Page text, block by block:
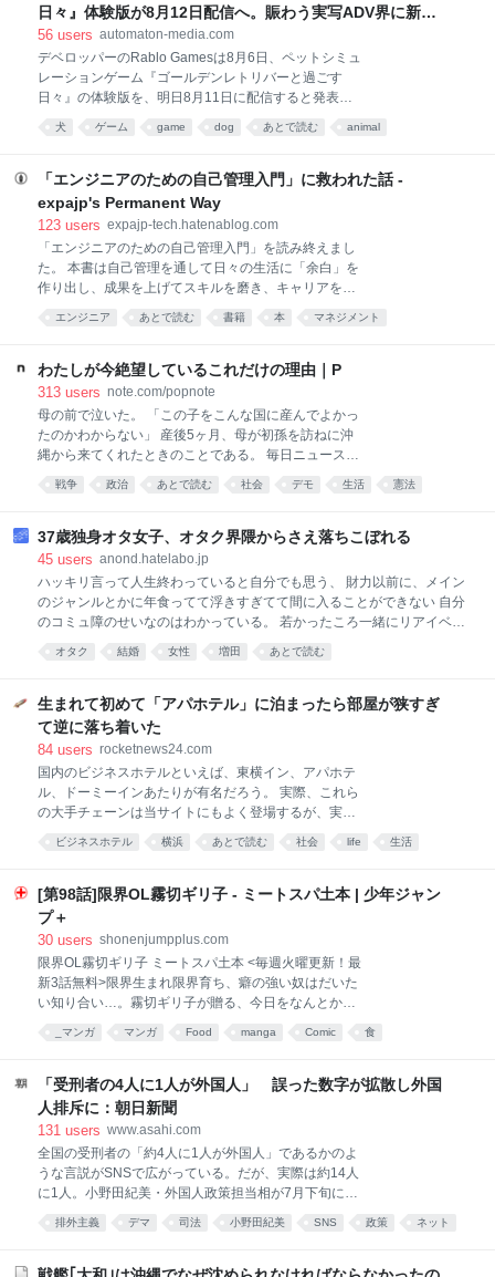
日々』体験版が8月12日配信へ。賑わう実写ADV界に新
星、美女より犬が好きなあなたに - AUTOMATON
56 users automaton-media.com
デベロッパーのRablo Gamesは8月6日、ペットシミュ
レーションゲーム『ゴールデンレトリバーと過ごす
日々』の体験版を、明日8月11日に配信すると発表し
た。ストアページによると、日本国内向けには時差の
都合で8月12日の配信となるようだ。対応プラットフ
応する。 本作は、犬のゴールデンレトリバーとの生活
を体験できるゲームだ。全編実写映像にて構成されて
おり、開発者自身の飼い犬が出演している。 『ゴール
リバーと一緒に毎日を過ごす。名前はピチューだが、
任意の名前に変更することも可能だ。1日が始まる
と、まずは餌をあげて、それから何をするのか選択肢
から選ぶ。たとえばお散歩であれば、マップから行き
挨拶する
犬 ゲーム game dog あとで読む animal
「エンジニアのための自己管理入門」に救われた話 -
expajp's Permanent Way
123 users expajp-tech.hatenablog.com
「エンジニアのための自己管理入門」を読み終えまし
た。 本書は自己管理を通して日々の生活に「余白」を
作り出し、成果を上げてスキルを磨き、キャリアを前
進させる方法を述べた本です。 www.shoeisha.co.jp 最
近、読書記事は手元のメモ書きをそのまま出していま
いうのも、本書が自分を忙しさから救ってくれたから
です。 「余白」を手に入れるまで 忙しすぎた6月 EM
Oasis #12 自己管理の見直し 見直し、その後 本書全体
の感想 20代の頃に読みたかった 構成が明確 6章の存在
に著者の仁を感じる まとめ：新人にもベテランにもお
た6月 本書が発売した6月は忙しさを極めておりまし
ほどで、今思えばオーバーワークは明らか。 自分でも
まずい感覚は
エンジニア あとで読む 書籍 本 マネジメント
わたしが今絶望しているこれだけの理由｜P
313 users note.com/popnote
母の前で泣いた。 「この子をこんな国に産んでよかっ
たのかわからない」 産後5ヶ月、母が初孫を訪ねに沖
縄から来てくれたときのことである。 毎日ニュースが
最悪を更新していくこと。戦争に向かう政治に危機感
を持っていること。誰とも気持ちを共有できなくて辛
ニュースがいやなのかLINEしていいよ。読むから」と
言った。 この記事は母へ書いたニュース解説のまとめ
である。 (私の声を上げるに至った背景についてはこ
ちら) 【戦争の作り方】 20年前の絵本をアニメーショ
ン化したもの。戦争の予兆としてどんなものがあるか
兆が今起こっているから絶望している🤮 どのニュース
と思ったら⚠️マークのとこだけでも読んでほしい。 ※
あくまで個人的メモなので詳細は各自キーワードで
戦争 政治 あとで読む 社会 デモ 生活 憲法
37歳独身オタ女子、オタク界隈からさえ落ちこぼれる
45 users anond.hatelabo.jp
ハッキリ言って人生終わっていると自分でも思う、 財力以前に、メイン
のジャンルとかに年食ってて浮きすぎてて間に入ることができない 自分
のコミュ障のせいなのはわかっている。 若かったころ一緒にリアイベや
推し活をやってたオタ友たちは、みんな婚活して結婚した。 私だけが取
り残された。いや、自分から大人になることを拒んだ。 二次元の彼氏た
い頃モデル事務所に入ってて、RQやイベでレイヤーもやっていた。 少
し食事と美容に気を遣えば、お金にも仕事にも困ることはなかった。色
んな男性から声をかけられた、私は、あの時確かに「主人公」だった。
生活してて、気が付いたら泡の消えていた感じだった。 二次元さえ、オ
タク界隈にさえいられればそれでもいいと思っていた だけどある日、そ
れさえ楽しめ
オタク 結婚 女性 増田 あとで読む
生まれて初めて「アパホテル」に泊まったら部屋が狭すぎ
て逆に落ち着いた
84 users rocketnews24.com
国内のビジネスホテルといえば、東横イン、アパホテ
ル、ドーミーインあたりが有名だろう。 実際、これら
の大手チェーンは当サイトにもよく登場するが、実は
私（あひるねこ）はどのホテルにも一度も泊まったこ
とがない。 そこで今回は、生まれて初めてアパホテル
ので、すでにワクワクが止まらない状態だ。それでは
出発！ ・人生初アパ 先日、朝から横浜で仕事があった
ため、前日に現地入りすることに。 場所は「アパホテ
円だった。 関内駅に着いたのは21時半ごろだ。念のた
め予約情報を確認したところ、なんと「自動アップグ
レードされたお部屋となります」という一文が。 もし
かして、少し広めの部屋になっていたりするんだろう
たのが、フ
ビジネスホテル 横浜 あとで読む 社会 life 生活
[第98話]限界OL霧切ギリ子 - ミートスパ土本 | 少年ジャン
プ＋
30 users shonenjumpplus.com
限界OL霧切ギリ子 ミートスパ土本 <毎週火曜更新！最
新3話無料>限界生まれ限界育ち、癖の強い奴はだいた
い知り合い…。霧切ギリ子が贈る、今日をなんとか生
群像劇。 [JC3巻9/4発売]
_マンガ マンガ Food manga Comic 食
「受刑者の4人に1人が外国人」 誤った数字が拡散し外国
人排斥に：朝日新聞
131 users www.asahi.com
全国の受刑者の「約4人に1人が外国人」であるかのよ
うな言説がSNSで広がっている。だが、実際は約14人
に1人。小野田紀美・外国人政策担当相が7月下旬に府
中刑務所（東京都府中市）を視察した際の感想とし…
排外主義 デマ 司法 小野田紀美 SNS 政策 ネット